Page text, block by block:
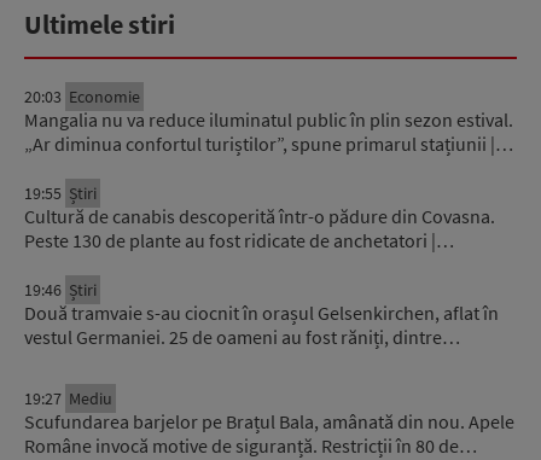
Ultimele stiri
20:03 Economie
Mangalia nu va reduce iluminatul public în plin sezon estival.
„Ar diminua confortul turiștilor”, spune primarul stațiunii |…
19:55 Știri
Cultură de canabis descoperită într-o pădure din Covasna.
Peste 130 de plante au fost ridicate de anchetatori |…
19:46 Știri
Două tramvaie s-au ciocnit în orașul Gelsenkirchen, aflat în
vestul Germaniei. 25 de oameni au fost răniți, dintre…
19:27 Mediu
Scufundarea barjelor pe Brațul Bala, amânată din nou. Apele
Române invocă motive de siguranță. Restricții în 80 de…